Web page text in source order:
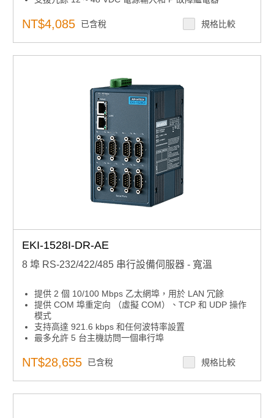
DNV證書
NT$4,085 已含稅 規格比較
EKI-1528I-DR-AE
8 埠 RS-232/422/485 串行設備伺服器 - 寬溫
提供 2 個 10/100 Mbps 乙太網埠，用於 LAN 冗餘
提供 COM 埠重定向 （虛擬 COM）、TCP 和 UDP 操作
模式
支持高達 921.6 kbps 和任何波特率設置
最多允許 5 台主機訪問一個串行埠
內置 15 KV ESD 保護，適用於所有串行信號
提供豐富的配置方法，包括 Windows 實用程式、Telnet
控制台和 Web 瀏覽器
支援 32 位/64 位 Windows 2000/XP/Vista/7/8/8.1、
NT$28,655 已含稅 規格比較